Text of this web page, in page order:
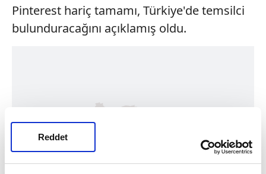
Reddet
Pinterest hariç tamamı, Türkiye'de temsilci
bulunduracağını açıklamış oldu.